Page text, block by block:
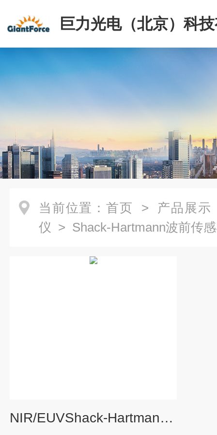
巨力光电（北京）科
司
当前位置： 首页 > 产品展示
仪 > Shack-Hartmann波前传
NIR/EUVShack-Hartmann 波前传感器